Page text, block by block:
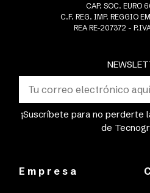
¡Suscríbete para no perderte
de
CAP. SOC. EURO
C.F. REG. IMP. REGGIO
REA RE-207372 -
Empresa